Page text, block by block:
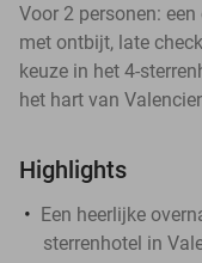
Voor 2 personen:
met ontbijt, late
keuze in het 4-
het hart van
Highlights
Een heerlijke
sterrenhotel in